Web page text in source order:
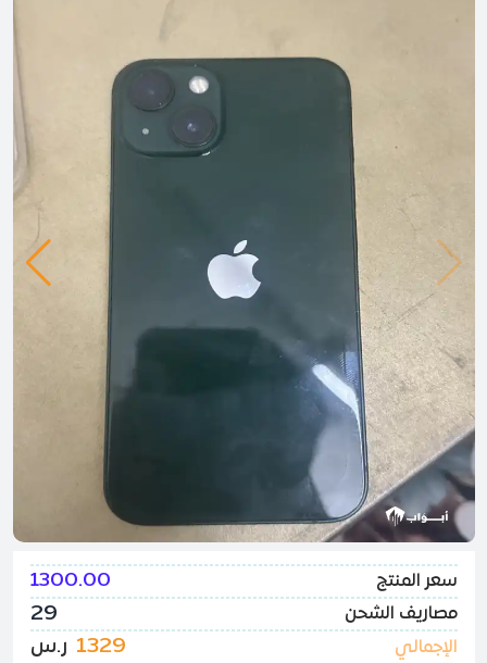
سعر المنتج 1300.00
مصاريف الشحن 29
الإجمالي 1329 ر.س